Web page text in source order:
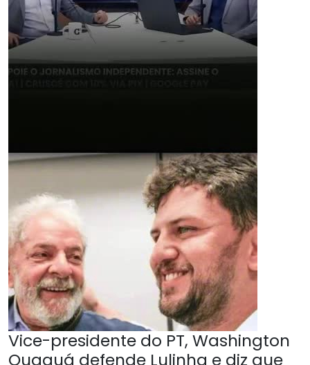
Vice-presidente do PT, Washington
Quaquá defende Lulinha e diz que